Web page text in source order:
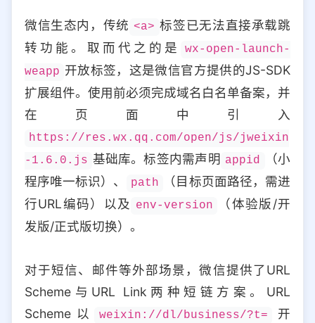
微信生态内，传统 <a> 标签已无法直接承载跳
转功能。取而代之的是
wx-open-launch-
weapp 开放标签，这是微信官方提供的JS-SDK
扩展组件。使用前必须完成域名白名单备案，并
在页面中引入
https://res.wx.qq.com/open/js/jweixin
-1.6.0.js 基础库。标签内需声明 appid
（小
程序唯一标识）、
path
（目标页面路径，需进
行URL编码）以及
env-version
（体验版/开
发版/正式版切换）。
对于短信、邮件等外部场景，微信提供了URL
Scheme与URL Link两种短链方案。URL
Scheme以
weixin://dl/business/?t=
开